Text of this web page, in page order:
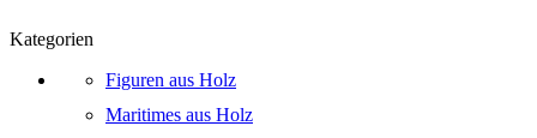
Kategorien
Figuren aus Holz
Maritimes aus Holz